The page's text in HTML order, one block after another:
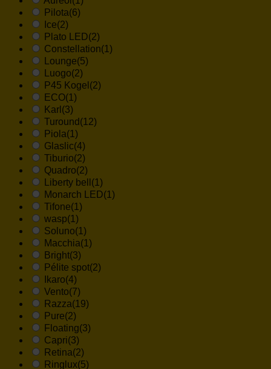
Pilota(6)
Ice(2)
Plato LED(2)
Constellation(1)
Lounge(5)
Luogo(2)
P45 Kogel (2)
ECO(1)
Karl (3)
Turound (12)
Piola(1)
Glaslic(4)
Tiburio(2)
Quadro(2)
Liberty bell (1)
Monarch LED(1)
Tifone(1)
wasp(1)
Soluno(1)
Macchia(1)
Bright(3)
Pélite spot(2)
Ikaro(4)
Vento(7)
Razza(19)
Pure(2)
Floating(3)
Capri(3)
Retina(2)
Ringlux(5)